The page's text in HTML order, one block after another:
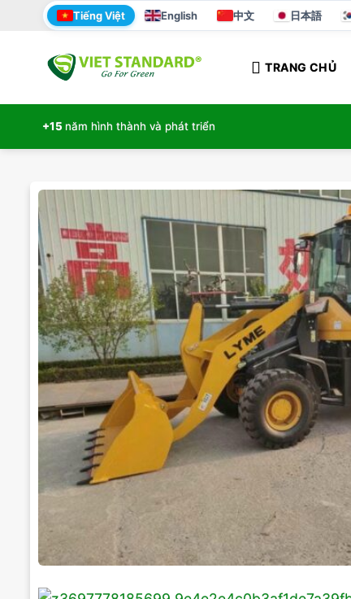
Tiếng Việt English 中文 日本語
TRANG CHỦ
+15 năm hình thành và phát triển